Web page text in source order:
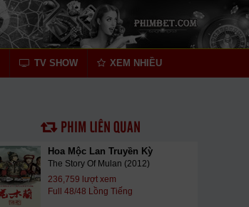
TV SHOW XEM NHIỀU
PHIM LIÊN QUAN
Hoa Mộc Lan Truyền Kỳ
The Story Of Mulan (2012)
236,759 lượt xem
Full 48/48 Lồng Tiếng